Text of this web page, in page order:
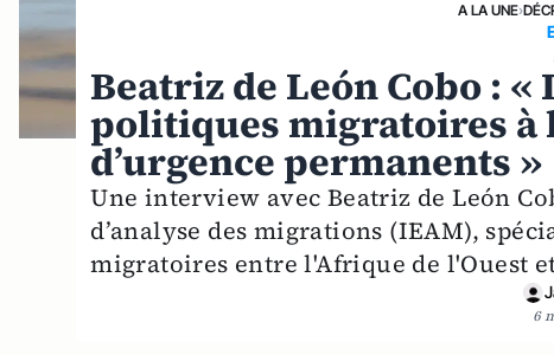
A LA UNE›
Beatriz de León Cobo : «
politiques migratoires à
d’urgence permanents »
Une interview avec Beatriz de León
d’analyse des migrations (IEAM),
migratoires entre l'Afrique de l'Ouest
6